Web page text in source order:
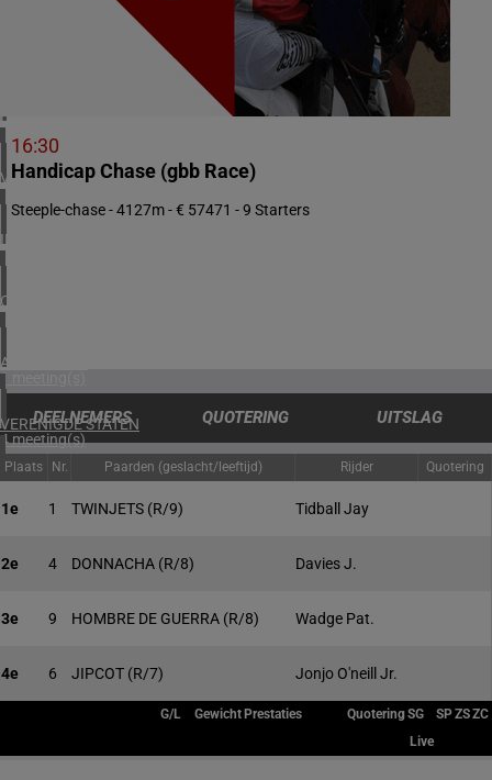
BAHREIN
1 meeting(s)
VERENIGD KONINKRIJK
5 meeting(s)
IERLAND
1 meeting(s)
CHILI
1 meeting(s)
ARGENTINIË
1 meeting(s)
VERENIGDE STATEN
4 meeting(s)
16:30
Handicap Chase (gbb Race)
Steeple-chase - 4127m - € 57471 - 9 Starters
DEELNEMERS QUOTERING UITSLAG
Plaats Nr. Paarden (geslacht/leeftijd) Rijder Quotering
1e 1 TWINJETS (R/9) Tidball Jay
2e 4 DONNACHA (R/8) Davies J.
3e 9 HOMBRE DE GUERRA (R/8) Wadge Pat.
4e 6 JIPCOT (R/7) Jonjo O'neill Jr.
G/L Gewicht Prestaties QuoteringSG SPZSZC
Live